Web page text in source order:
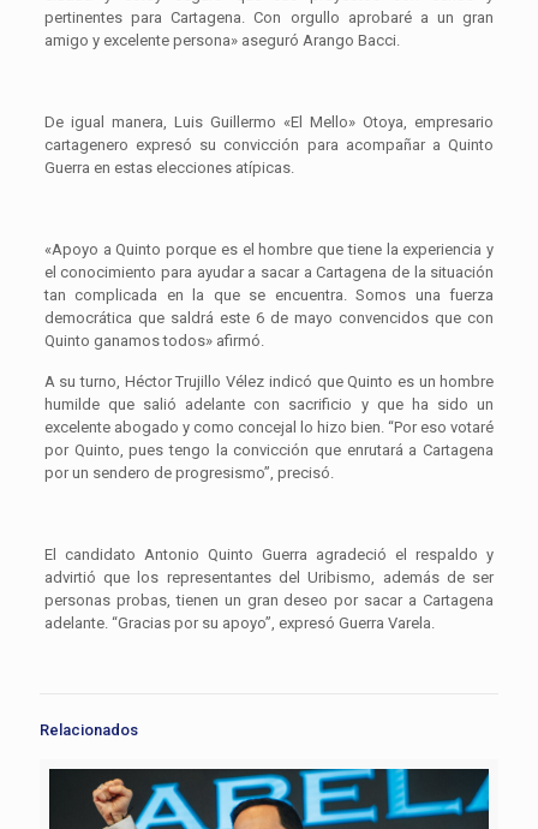
pertinentes para Cartagena. Con orgullo aprobaré a un gran
amigo y excelente persona» aseguró Arango Bacci.
De igual manera, Luis Guillermo «El Mello» Otoya, empresario
cartagenero expresó su convicción para acompañar a Quinto
Guerra en estas elecciones atípicas.
«Apoyo a Quinto porque es el hombre que tiene la experiencia y
el conocimiento para ayudar a sacar a Cartagena de la situación
tan complicada en la que se encuentra. Somos una fuerza
democrática que saldrá este 6 de mayo convencidos que con
Quinto ganamos todos» afirmó.
A su turno, Héctor Trujillo Vélez indicó que Quinto es un hombre
humilde que salió adelante con sacrificio y que ha sido un
excelente abogado y como concejal lo hizo bien. “Por eso votaré
por Quinto, pues tengo la convicción que enrutará a Cartagena
por un sendero de progresismo”, precisó.
El candidato Antonio Quinto Guerra agradeció el respaldo y
advirtió que los representantes del Uribismo, además de ser
personas probas, tienen un gran deseo por sacar a Cartagena
adelante. “Gracias por su apoyo”, expresó Guerra Varela.
Relacionados